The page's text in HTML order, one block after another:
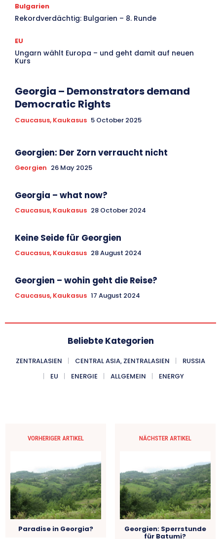
Bulgarien
Rekordverdächtig: Bulgarien – 8. Runde
EU
Ungarn wählt Europa – und geht damit auf neuen
Kurs
Georgia – Demonstrators demand
Democratic Rights
Caucasus, Kaukasus 5 October 2025
Georgien: Der Zorn verraucht nicht
Georgien 26 May 2025
Georgia – what now?
Caucasus, Kaukasus 28 October 2024
Keine Seide für Georgien
Caucasus, Kaukasus 28 August 2024
Georgien – wohin geht die Reise?
Caucasus, Kaukasus 17 August 2024
Beliebte Kategorien
ZENTRALASIEN CENTRAL ASIA, ZENTRALASIEN
RUSSIA
EU
ENERGIE ALLGEMEIN ENERGY
VORHERIGER ARTIKEL
Paradise in Georgia?
NÄCHSTER ARTIKEL
Georgien: Sperrstunde
für Batumi?